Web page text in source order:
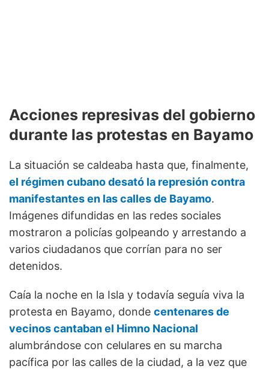
Acciones represivas del gobierno
durante las protestas en Bayamo
La situación se caldeaba hasta que, finalmente,
el régimen cubano desató la represión contra
manifestantes en las calles de Bayamo.
Imágenes difundidas en las redes sociales
mostraron a policías golpeando y arrestando a
varios ciudadanos que corrían para no ser
detenidos.
Caía la noche en la Isla y todavía seguía viva la
protesta en Bayamo, donde centenares de
vecinos cantaban el Himno Nacional
alumbrándose con celulares en su marcha
pacífica por las calles de la ciudad, a la vez que